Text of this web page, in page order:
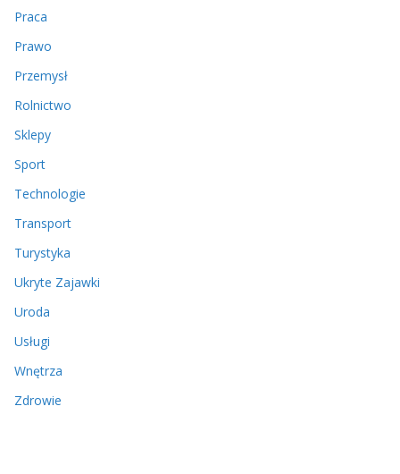
Praca
Prawo
Przemysł
Rolnictwo
Sklepy
Sport
Technologie
Transport
Turystyka
Ukryte Zajawki
Uroda
Usługi
Wnętrza
Zdrowie